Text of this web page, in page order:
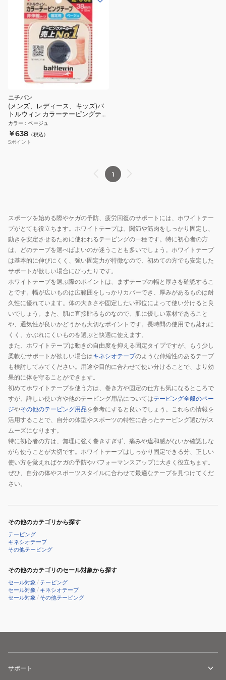
ニチバン
(メンズ、レディース、キッズ)バ
トルウィン カラーテーピングテー
プ 非伸縮タイプ 38mm ベージュ
C38FB
カラー ： ベージュ
￥638 （税込）
5ポイント
1
スポーツを始める際やケガの予防、疲労回復のサポートには、ホワイトテー
プがとても役立ちます。ホワイトテープは、関節や筋肉をしっかり固定し、
動きを安定させるために使われるテーピングの一種です。特に初心者の方
は、どのテープを選べばよいのか迷うことも多いでしょう。ホワイトテープ
は基本的に伸びにくく、強い固定力が特徴なので、初めての方でも安定した
サポートが欲しい場合にぴったりです。
ホワイトテープを選ぶ際のポイントは、まずテープの幅と厚さを確認するこ
とです。幅が広いものは広範囲をしっかりカバーでき、厚みがあるものは耐
久性に優れています。体の大きさや固定したい部位によって使い分けると良
いでしょう。また、肌に直接貼るものなので、肌に優しい素材であること
や、通気性が良いかどうかも大切なポイントです。長時間の使用でも蒸れに
くく、かぶれにくいものを選ぶと快適に使えます。
また、ホワイトテープは動きの自由度を抑える固定タイプですが、もう少し
柔軟なサポートが欲しい場合はキネシオテープのような伸縮性のあるテープ
も検討してみてください。用途や目的に合わせて使い分けることで、より効
果的に体を守ることができます。
初めてホワイトテープを使う方は、巻き方や固定の仕方も気になるところで
すが、詳しい使い方や他のテーピング用品についてはテーピング全般のペー
ジやその他のテーピング用品を参考にすると良いでしょう。これらの情報を
活用することで、自分の体型やスポーツの特性に合ったテーピング選びがス
ムーズになります。
特に初心者の方は、無理に強く巻きすぎず、痛みや違和感がないか確認しな
がら使うことが大切です。ホワイトテープはしっかり固定できる分、正しい
使い方を覚えればケガの予防やパフォーマンスアップに大きく役立ちます。
ぜひ、自分の体やスポーツスタイルに合わせて最適なテープを見つけてくだ
さい。
その他のカテゴリから探す
テーピング
キネシオテープ
その他テーピング
その他のカテゴリのセール対象から探す
セール対象 /テーピング
セール対象 / キネシオテープ
セール対象 / その他テーピング
サポート